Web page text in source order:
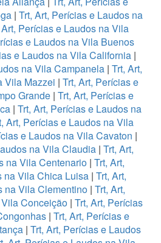
| Trt, Art, Perícias e Laudos na
Perícias e Laudos na Vila
e Laudos na Vila Buenos
e Laudos na Vila California |
na Vila Campanela| Trt, Art,
Vila Mazzei | Trt, Art, Perícias e
Grande| Trt, Art, Perícias e
| Trt, Art, Perícias e Laudos na
Art, Perícias e Laudos na Vila
e Laudos na Vila Cavaton |
na Vila Claudia | Trt, Art,
na Vila Centenario| Trt, Art,
na Vila Chica Luisa | Trt, Art,
na Vila Clementino | Trt, Art,
Conceição| Trt, Art, Perícias
| Trt, Art, Perícias e
| Trt, Art, Perícias e Laudos